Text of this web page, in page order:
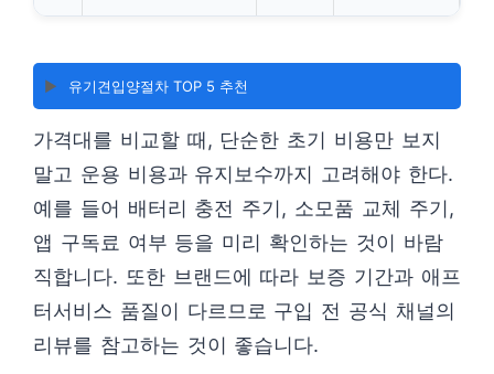
▶️ 유기견입양절차 TOP 5 추천
가격대를 비교할 때, 단순한 초기 비용만 보지
말고 운용 비용과 유지보수까지 고려해야 한다.
예를 들어 배터리 충전 주기, 소모품 교체 주기,
앱 구독료 여부 등을 미리 확인하는 것이 바람
직합니다. 또한 브랜드에 따라 보증 기간과 애프
터서비스 품질이 다르므로 구입 전 공식 채널의
리뷰를 참고하는 것이 좋습니다.